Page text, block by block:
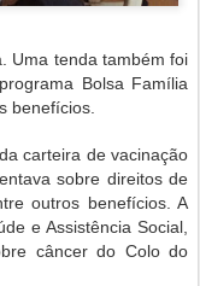
Uma tenda também foi
Bolsa Família
benefícios.
carteira de vacinação
sobre direitos de
outros benefícios. A
e Assistência Social,
câncer do Colo do